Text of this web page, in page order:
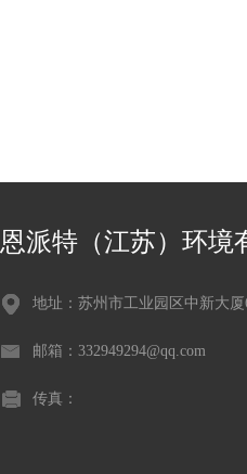
恩派特（江苏）环境
地址：苏州市工业园区中新大厦
邮箱：332949294@qq.com
传真：